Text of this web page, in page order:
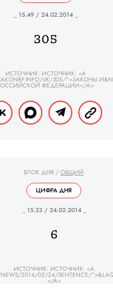
_ 15.49 / 24.02.2014 _
305
ИСТОЧНИК: ИСТОЧНИК: <A
UK/305/">ЗАКОНЫ
ФЕДЕРАЦИИ</A>
БЛОК ДНЯ / ОБЩИЙ
ЦИФРА ДНЯ
_ 15.33 / 24.02.2014 _
6
ИСТОЧНИК: ИСТОЧНИК: <A
NEWS/2014/02/24/SENTENCE/
</A>